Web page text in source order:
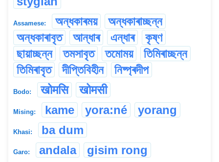
Assamese: অন্ধকাৰময়
অন্ধকাৰাচ্ছন্ন
অন্ধকাৰাবৃত
আন্ধাৰ এন্ধাৰ
কৃষ্ণ
ছায়াচ্ছন্ন
তমসাবৃত তমোময়
তিমিৰাচ্ছন্ন
তিমিৰাবৃত
দীপ্তিবিহীন নিষ্প্ৰদীপ
Bodo: खोमसि खोमसी
Mising: kame yora:né yorang
Khasi: ba dum
Garo: andala gisim rong